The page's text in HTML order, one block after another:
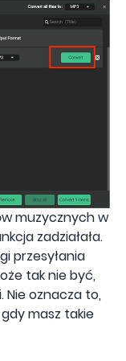
muzycznych w
zadziałała.
przesyłania
tak nie być,
Nie oznacza to,
masz takie